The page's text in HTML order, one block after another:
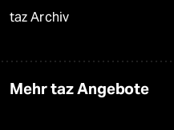
taz Archiv
Mehr taz Angebote